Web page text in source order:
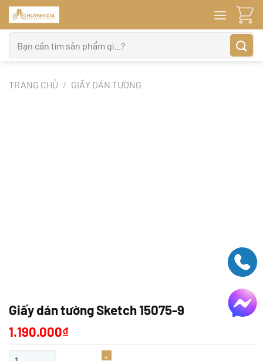
Bỏ
qua
nội
dung
kiếm:
TRANG CHỦ / GIẤY DÁN TƯỜNG
Giấy dán tường Sketch 15075-9
1.190.000₫
Giấy dán tường Sketch 15075-9 số lượng